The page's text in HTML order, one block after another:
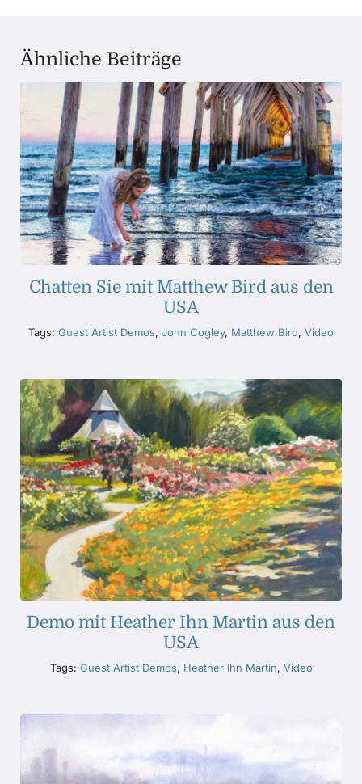
Ähnliche Beiträge
Chatten Sie mit Matthew Bird aus den
USA
Tags: Guest Artist Demos, John Cogley, Matthew Bird, Video
Demo mit Heather Ihn Martin aus den
USA
Tags: Guest Artist Demos, Heather Ihn Martin, Video